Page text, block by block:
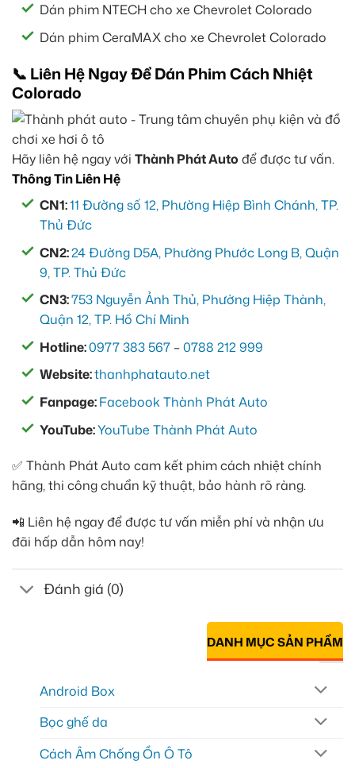
Dán phim NTECH cho xe Chevrolet Colorado
Dán phim CeraMAX cho xe Chevrolet Colorado
📞 Liên Hệ Ngay Để Dán Phim Cách Nhiệt
Colorado
Hãy liên hệ ngay với Thành Phát Auto để được tư vấn.
Thông Tin Liên Hệ
CN1:11 Đường số 12, Phường Hiệp Bình Chánh, TP.
Thủ Đức
CN2:24 Đường D5A, Phường Phước Long B, Quận
9, TP. Thủ Đức
CN3:753 Nguyễn Ảnh Thủ, Phường Hiệp Thành,
Quận 12, TP. Hồ Chí Minh
Hotline:0977 383 567 –0788 212 999
Website:thanhphatauto.net
Fanpage:Facebook Thành Phát Auto
YouTube:YouTube Thành Phát Auto
✅ Thành Phát Auto cam kết phim cách nhiệt chính
hãng, thi công chuẩn kỹ thuật, bảo hành rõ ràng.
📲 Liên hệ ngay để được tư vấn miễn phí và nhận ưu
đãi hấp dẫn hôm nay!
Đánh giá (0)
DANH MỤC SẢN PHẨM
Android Box
Bọc ghế da
Cách Âm Chống Ồn Ô Tô